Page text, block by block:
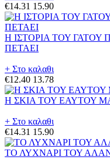
€14.31 15.90
Η ΙΣΤΟΡΙΑ ΤΟΥ
ΠΕΤΑΕΙ
+ Στο καλαθι
€12.40 13.78
Η ΣΚΙΑ ΤΟΥ ΕΑΥΤΟΥ
+ Στο καλαθι
€14.31 15.90
ΤΟ ΛΥΧΝΑΡΙ ΤΟΥ